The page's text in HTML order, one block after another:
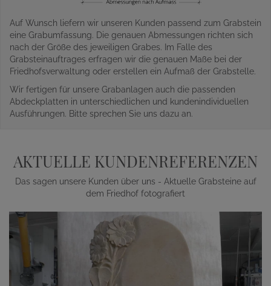
Auf Wunsch liefern wir unseren Kunden passend zum Grabstein
eine Grabumfassung. Die genauen Abmessungen richten sich
nach der Größe des jeweiligen Grabes. Im Falle des
Grabsteinauftrages erfragen wir die genauen Maße bei der
Friedhofsverwaltung oder erstellen ein Aufmaß der Grabstelle.
Wir fertigen für unsere Grabanlagen auch die passenden
Abdeckplatten in unterschiedlichen und kundenindividuellen
Ausführungen. Bitte sprechen Sie uns dazu an.
AKTUELLE KUNDENREFERENZEN
Das sagen unsere Kunden über uns - Aktuelle Grabsteine auf
dem Friedhof fotografiert